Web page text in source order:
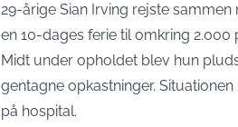
29-årige Sian Irving rejste
en 10-dages ferie til omkring 2.000
Midt under opholdet blev hun
gentagne opkastninger.
på hospital.